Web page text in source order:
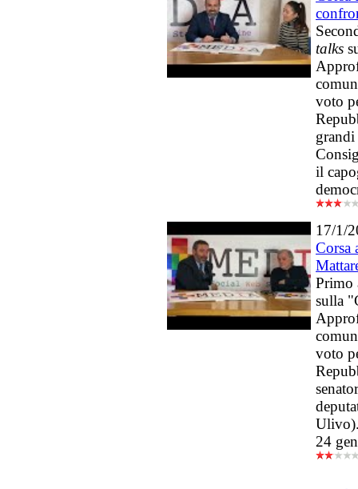
talks
voto
il
17/1/
Corsa
Primo
sulla
voto
24